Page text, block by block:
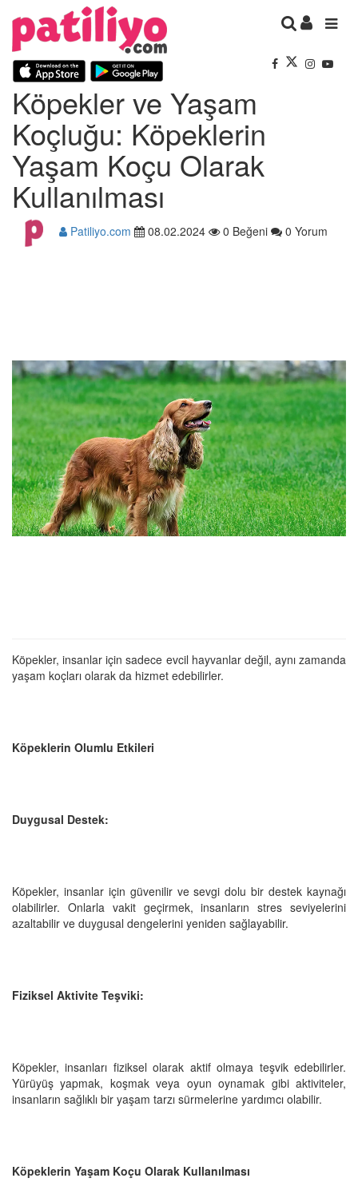
Köpekler ve Yaşam
Koçluğu: Köpeklerin
Yaşam Koçu Olarak
Kullanılması
Patiliyo.com 08.02.2024 0 Beğeni 0 Yorum
Köpekler, insanlar için sadece evcil hayvanlar değil, aynı zamanda
yaşam koçları olarak da hizmet edebilirler.
Köpeklerin Olumlu Etkileri
Duygusal Destek:
Köpekler, insanlar için güvenilir ve sevgi dolu bir destek kaynağı
olabilirler. Onlarla vakit geçirmek, insanların stres seviyelerini
azaltabilir ve duygusal dengelerini yeniden sağlayabilir.
Fiziksel Aktivite Teşviki:
Köpekler, insanları fiziksel olarak aktif olmaya teşvik edebilirler.
Yürüyüş yapmak, koşmak veya oyun oynamak gibi aktiviteler,
insanların sağlıklı bir yaşam tarzı sürmelerine yardımcı olabilir.
Köpeklerin Yaşam Koçu Olarak Kullanılması